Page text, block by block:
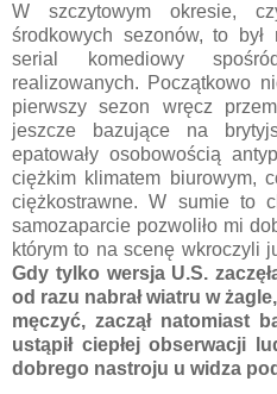
W szczytowym okresie,
środkowych sezonów, to
serial komediowy
realizowanych. Początkowo
pierwszy sezon wręcz
jeszcze bazujące na
epatowały osobowością
ciężkim klimatem biurowym,
ciężkostrawne. W sumie to
samozaparcie pozwoliło mi
którym to na scenę wkroczyli
Gdy tylko wersja U.S.
od razu nabrał wiatru w
męczyć, zaczął natomiast
ustąpił ciepłej obserwacji
dobrego nastroju u widza